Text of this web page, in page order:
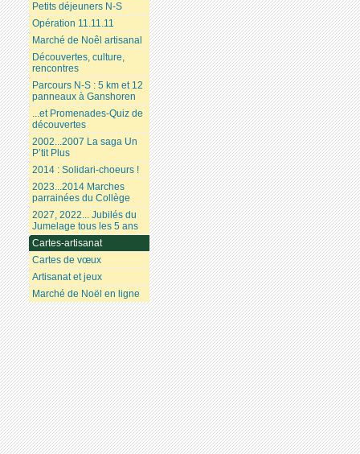
Petits déjeuners N-S
Opération 11.11.11
Marché de Noêl artisanal
Découvertes, culture,
rencontres
Parcours N-S : 5 km et 12
panneaux à Ganshoren
...et Promenades-Quiz de
découvertes
2002...2007 La saga Un
P’tit Plus
2014 : Solidari-choeurs !
2023...2014 Marches
parrainées du Collège
2027, 2022... Jubilés du
Jumelage tous les 5 ans
Cartes-artisanat
Cartes de vœux
Artisanat et jeux
Marché de Noël en ligne